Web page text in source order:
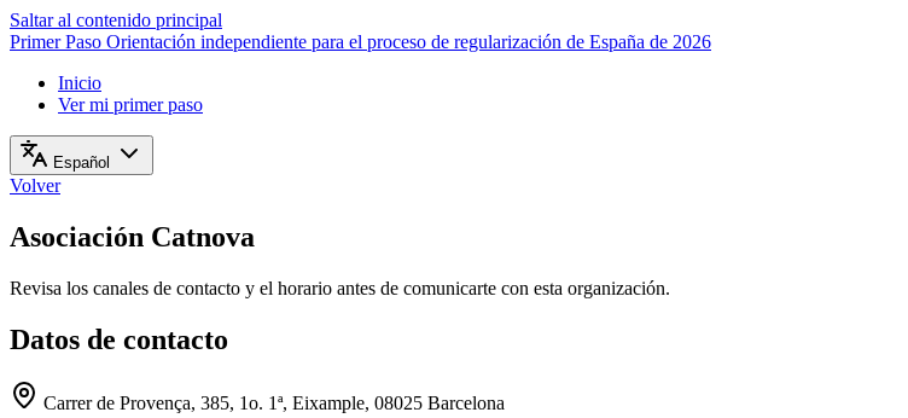
Saltar al contenido principal
Primer Paso Orientación independiente para el proceso de regularización de España de 2026
Inicio
Ver mi primer paso
Español
Volver
Asociación Catnova
Revisa los canales de contacto y el horario antes de comunicarte con esta organización.
Datos de contacto
Carrer de Provença, 385, 1o. 1ª, Eixample, 08025 Barcelona